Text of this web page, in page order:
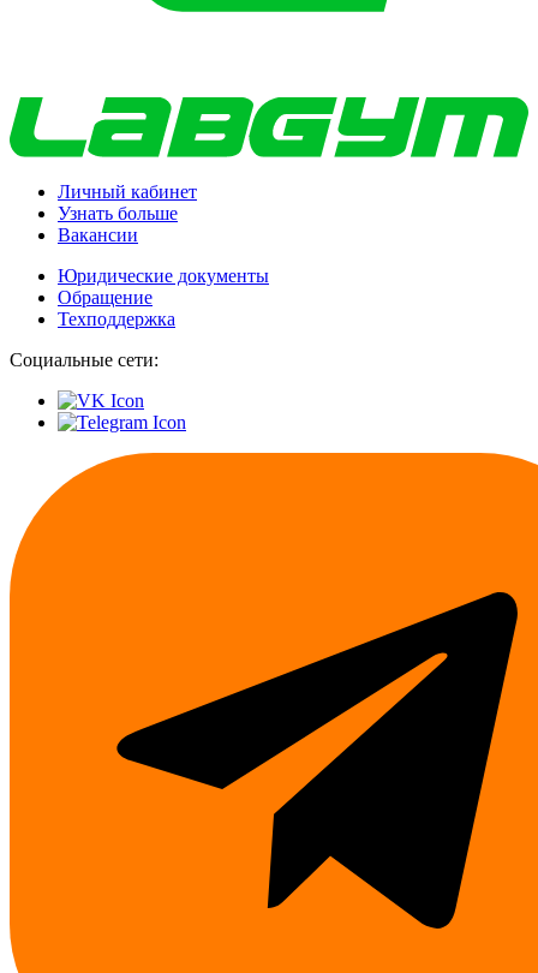
Личный кабинет
Узнать больше
Вакансии
Юридические документы
Обращение
Техподдержка
Социальные сети: